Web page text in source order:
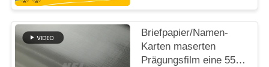
Briefpapier/Namen-
Karten maserten
Prägungsfilm eine 55